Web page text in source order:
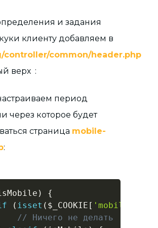
и задания
клиенту добавляем в
controller/common/header.php
верх :
период
через которое будет
страница mobile-
:
)
{
( isset ( $_COOKIE [ 'mobile-app'
// Ничего не делать